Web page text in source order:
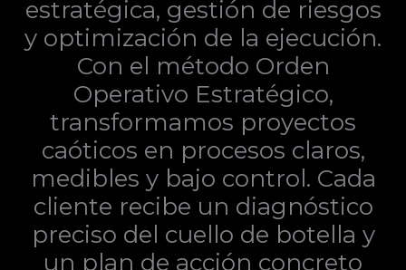
estratégica, gestión de riesgos
y optimización de la ejecución.
Con el método Orden
Operativo Estratégico,
transformamos proyectos
caóticos en procesos claros,
medibles y bajo control. Cada
cliente recibe un diagnóstico
preciso del cuello de botella y
un plan de acción concreto